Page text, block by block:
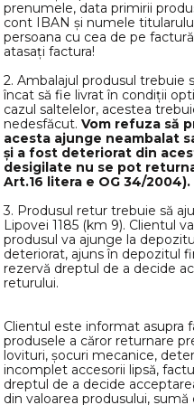
prenumele, data primirii
cont IBAN și numele
persoana cu cea de pe
atasați factura!
2. Ambalajul produsul trebuie
încat să fie livrat în condiții
cazul saltelelor, acestea
nedesfăcut.Vom refuza să
acesta ajunge neambalat
și a fost deteriorat din
desigilate nu se pot
Art.16 litera e OG 34/2004).
3. Produsul retur trebuie să
Lipovei 1185 (km 9). Clientul
produsul va ajunge la
deteriorat, ajuns în depozitul
rezervă dreptul de a decide
returului.
Clientul este informat asupra
produsele a căror returnare
lovituri, șocuri mecanice,
incomplet accesorii lipsă,
dreptul de a decide
din valoarea produsului,